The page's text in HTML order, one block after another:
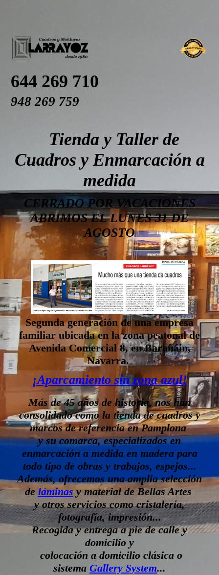
644 269 710
948 269 759
Tienda y Taller de
Cuadros y Enmarcación a
medida
CERRADO POR VACACIONES
ABRIMOS EL LUNES 31 DE
AGOSTO
Segunda generación de una empresa
familiar ubicada en lazona peatonalde
Avenida Comercial 8, en Barañáin,
Navarra.
¡Aparcamiento sin zona azul!
Más de 45 años de historia, nos han
consolidado como la tienda de cuadros y
marcos de referencia en Pamplona
y su comarca, especializados en
enmarcación a medida en madera para
todo tipo de obras y trabajos, espejos...
Además, ofrecemos una amplia selección
deláminasy material de Bellas Artes
y otros servicios como cristalería,
fotografía, impresión...
Recogida y entrega a pie de calle y
domicilio y
colocación a domicilio clásica o
sistema Gallery System...